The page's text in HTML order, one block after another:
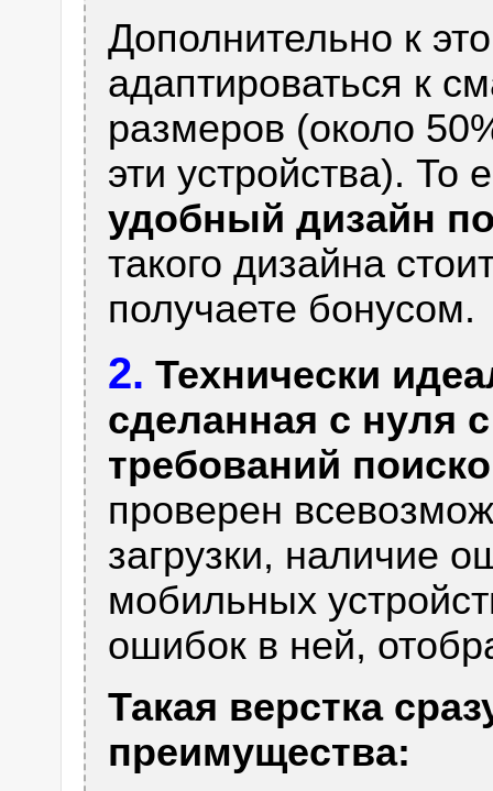
Дополнительно к
адаптироваться к
размеров (около
эти устройства). То
удобный дизайн
такого дизайна
получаете бонусом.
2. Технически
сделанная с нуля
требований
проверен
загрузки, наличие
мобильных
ошибок в ней,
Такая верстка
преимущества: